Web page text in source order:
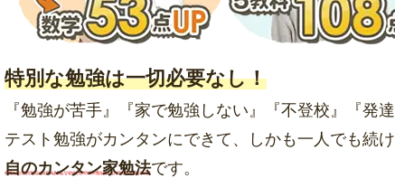
特別な勉強は一切必要なし！
『勉強が苦手』『家で勉強しない』『不登校』『発
テスト勉強がカンタンにできて、しかも一人でも続
自のカンタン家勉法です。